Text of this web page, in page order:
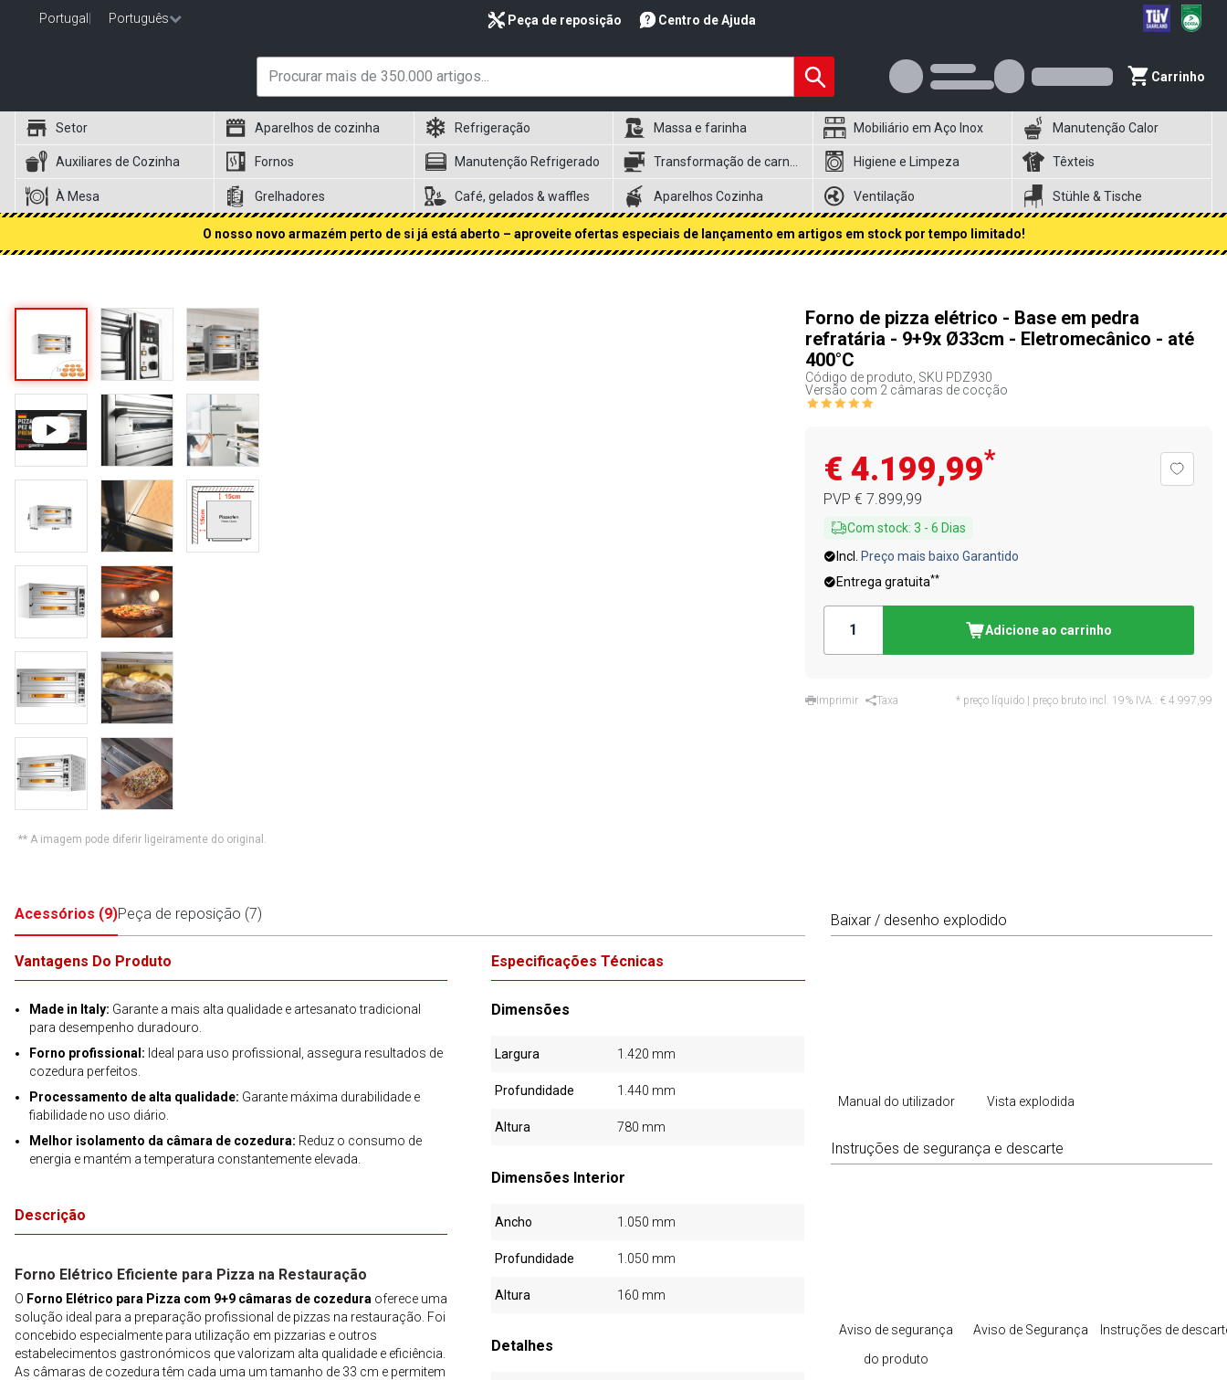
Portugal Português Peça de reposição Centro de Ajuda
Carrinho
Setor Aparelhos de cozinha Refrigeração Massa e farinha Mobiliário em Aço Inox Manutenção Calor
Auxiliares de Cozinha Fornos Manutenção Refrigerado Higiene e Limpeza Têxteis
À Mesa Grelhadores Café, gelados & waffles Aparelhos Cozinha Ventilação Stühle & Tische
O nosso novo armazém perto de si já está aberto – aproveite ofertas especiais de lançamento em artigos em stock por tempo limitado!
** A imagem pode diferir ligeiramente do original.
Forno de pizza elétrico - Base em pedra
refratária - 9+9x Ø33cm - Eletromecânico - até
400°C
Código de produto, SKU PDZ930
Versão com 2 câmaras de cocção
€ 4.199,99*
PVP € 7.899,99
Com stock: 3 - 6 Dias
Incl.
Preço mais baixo Garantido
Entrega gratuita**
Adicione ao carrinho
Imprimir Taxa * preço líquido | preço bruto incl. 19% IVA.: € 4.997,99
Acessórios (9)Peça de reposição (7)
Vantagens Do Produto
Made in Italy: Garante a mais alta qualidade e artesanato tradicional
para desempenho duradouro.
Forno profissional: Ideal para uso profissional, assegura resultados de
cozedura perfeitos.
Processamento de alta qualidade: Garante máxima durabilidade e
fiabilidade no uso diário.
Melhor isolamento da câmara de cozedura: Reduz o consumo de
energia e mantém a temperatura constantemente elevada.
Descrição
Forno Elétrico Eficiente para Pizza na Restauração
O Forno Elétrico para Pizza com 9+9 câmaras de cozedura oferece uma
solução ideal para a preparação profissional de pizzas na restauração. Foi
concebido especialmente para utilização em pizzarias e outros
estabelecimentos gastronómicos que valorizam alta qualidade e eficiência.
As câmaras de cozedura têm cada uma um tamanho de 33 cm e permitem
Especificações Técnicas
Dimensões
Largura 1.420 mm
Profundidade 1.440 mm
Altura 780 mm
Dimensões Interior
Ancho 1.050 mm
Profundidade 1.050 mm
Altura 160 mm
Detalhes
Baixar / desenho explodido
Manual do utilizador Vista explodida
Instruções de segurança e descarte
Aviso de segurança
do produto
Aviso de Segurança Instruções de